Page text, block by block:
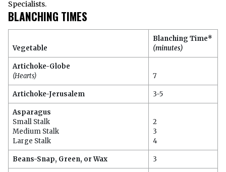
Specialists.
BLANCHING TIMES
Vegetable
Blanching Time*
(minutes)
Artichoke-Globe
(Hearts)
7
Artichoke-Jerusalem 3-5
Asparagus
Small Stalk
Medium Stalk
Large Stalk
2
3
4
Beans-Snap, Green, or Wax 3